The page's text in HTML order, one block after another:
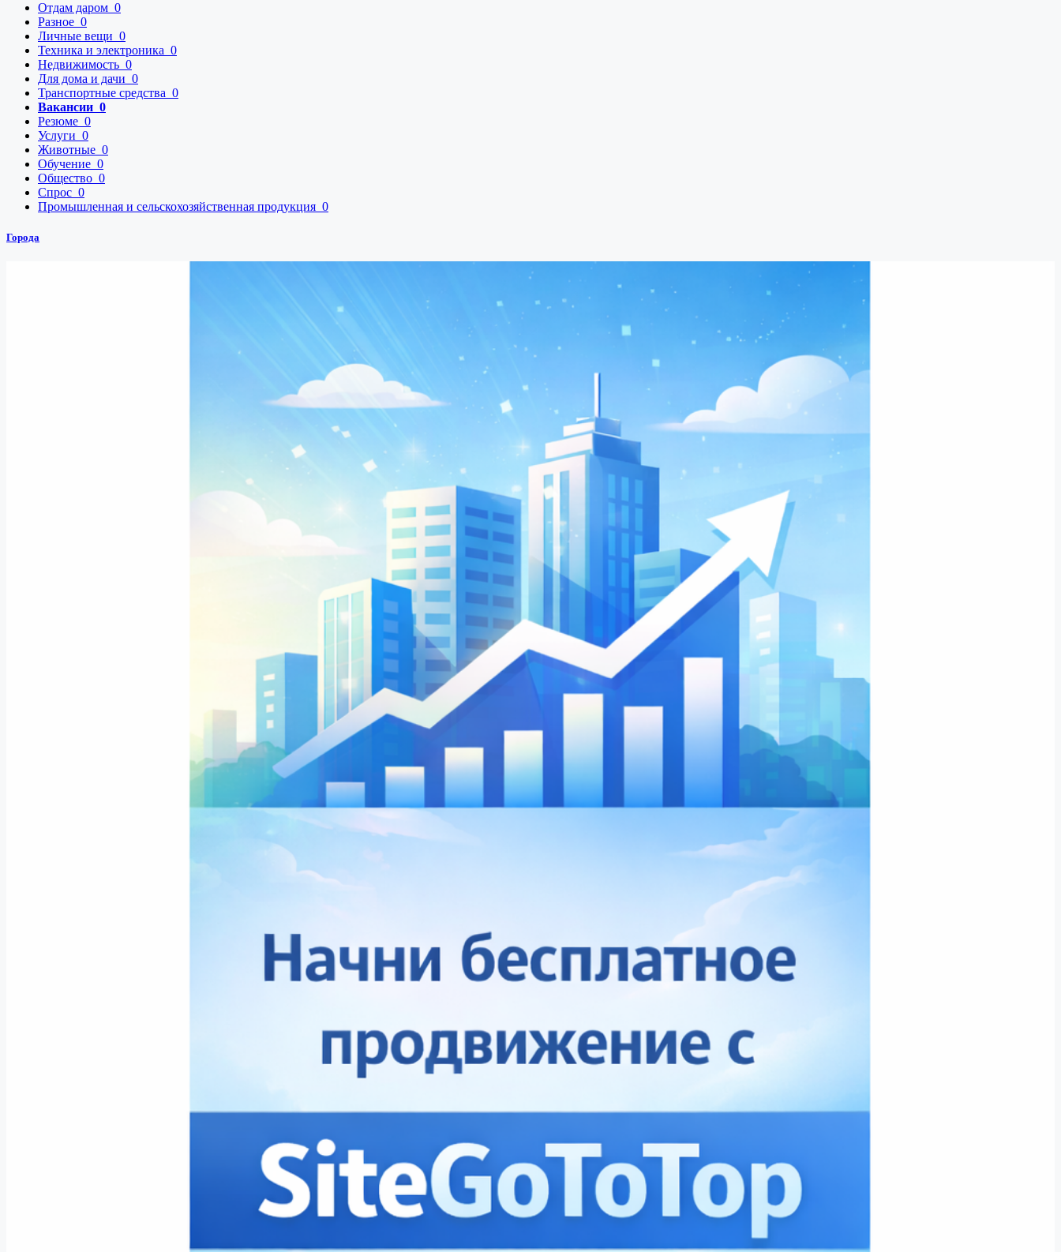
Отдам даром 0
Разное 0
Личные вещи 0
Техника и электроника 0
Недвижимость 0
Для дома и дачи 0
Транспортные средства 0
Вакансии 0
Резюме 0
Услуги 0
Животные 0
Обучение 0
Общество 0
Спрос 0
Промышленная и сельскохозяйственная продукция 0
Города